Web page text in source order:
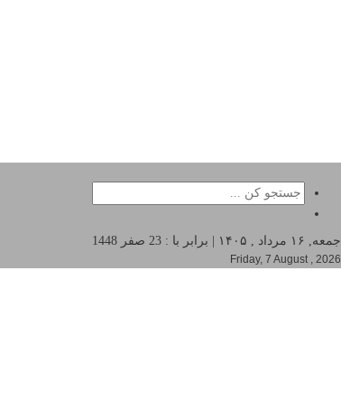
جمعه, ۱۶ مرداد , ۱۴۰۵ | برابر با : 23 صفر 1448
Friday, 7 August , 2026